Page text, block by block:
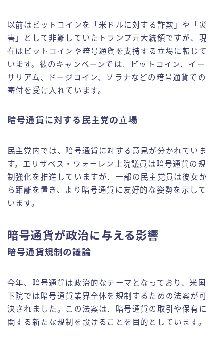
以前はビットコインを「米ドルに対する詐欺」や「災
害」として非難していたトランプ元大統領ですが、現
在はビットコインや暗号通貨を支持する立場に転じて
います。彼のキャンペーンでは、ビットコイン、イー
サリアム、ドージコイン、ソラナなどの暗号通貨での
寄付を受け入れています。
暗号通貨に対する民主党の立場
民主党内では、暗号通貨に対する意見が分かれていま
す。エリザベス・ウォーレン上院議員は暗号通貨の規
制強化を推進していますが、一部の民主党員は彼女か
ら距離を置き、より暗号通貨に友好的な姿勢を示して
います。
暗号通貨が政治に与える影響
暗号通貨規制の議論
今年、暗号通貨は政治的なテーマとなっており、米国
下院では暗号通貨業界全体を規制するための法案が可
決されました。この法案は、暗号通貨の取引や保有に
関する新たな規制を設けることを目的としています。